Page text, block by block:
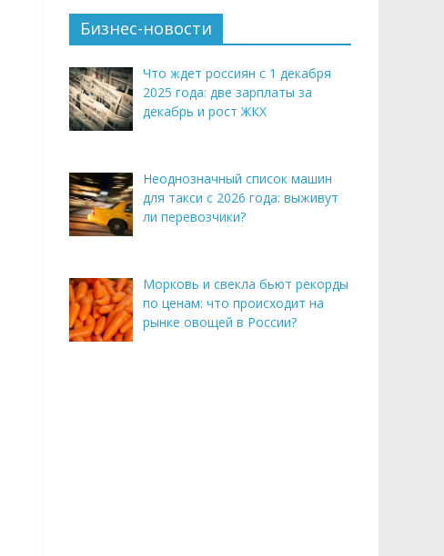
Бизнес-новости
Что ждет россиян с 1 декабря
2025 года: две зарплаты за
декабрь и рост ЖКХ
Неоднозначный список машин
для такси с 2026 года: выживут
ли перевозчики?
Морковь и свекла бьют рекорды
по ценам: что происходит на
рынке овощей в России?